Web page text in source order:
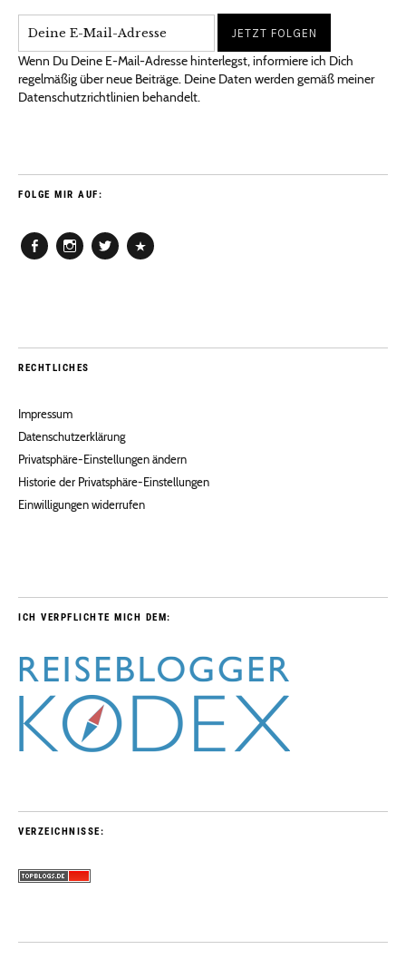
Wenn Du Deine E-Mail-Adresse hinterlegst, informiere ich Dich
regelmäßig über neue Beiträge. Deine Daten werden gemäß meiner
Datenschutzrichtlinien behandelt.
FOLGE MIR AUF:
RECHTLICHES
Impressum
Datenschutzerklärung
Privatsphäre-Einstellungen ändern
Historie der Privatsphäre-Einstellungen
Einwilligungen widerrufen
ICH VERPFLICHTE MICH DEM:
VERZEICHNISSE: